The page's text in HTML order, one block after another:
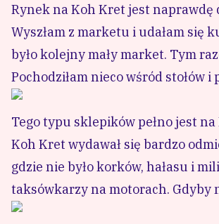
Rynek na Koh Kret jest naprawdę
Wyszłam z marketu i udałam się
było kolejny mały market. Tym
Pochodziłam nieco wśród stołów i
Tego typu sklepików pełno jest
Koh Kret wydawał się bardzo
gdzie nie było korków, hałasu i
taksówkarzy na motorach. Gdyby